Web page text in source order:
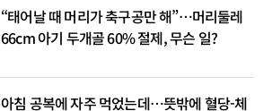
“태어날 때 머리가 축구공만 해”…머리둘레
66cm 아기 두개골 60% 절제, 무슨 일?
아침 공복에 자주 먹었는데…뜻밖에 혈당-체